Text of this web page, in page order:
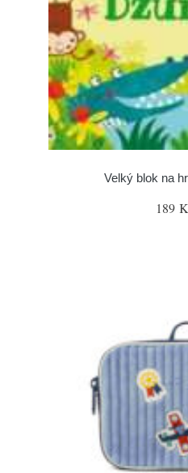
Velký blok na
189